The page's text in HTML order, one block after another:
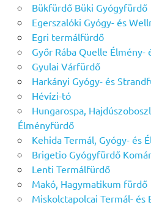
Bükfürdő Büki Gyógyfürdő
Egerszalóki Gyógy- és
Egri termálfürdő
Győr Rába Quelle Élmény-
Gyulai Várfürdő
Harkányi Gyógy- és
Hévízi-tó
Hungarospa,
Élményfürdő
Kehida Termál, Gyógy- és
Brigetio Gyógyfürdő
Lenti Termálfürdő
Makó, Hagymatikum fürdő
Miskolctapolcai Termál- és